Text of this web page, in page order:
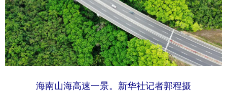
海南山海高速一景。新华社记者郭程摄